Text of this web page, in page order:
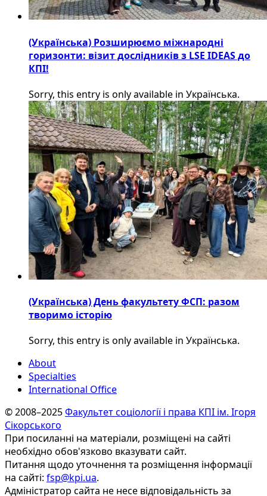
(Українська) Розширюємо міжнародні
горизонти: візит дослідників з LSE IDEAS до
КПІ!
Sorry, this entry is only available in Українська.
(Українська) День факультету ФСП: разом
творимо історію
Sorry, this entry is only available in Українська.
About
Specialties
International Office
© 2008–2025Факультет соціології і права КПІ ім. Ігоря
Сікорського
При посиланні на матеріали, розміщені на сайті
необхідно обов'язково вказувати сайт.
Питання щодо уточнення та розміщення інформації
на сайті: fsp@kpi.ua.
Адміністратор сайта не несе відповідальність за